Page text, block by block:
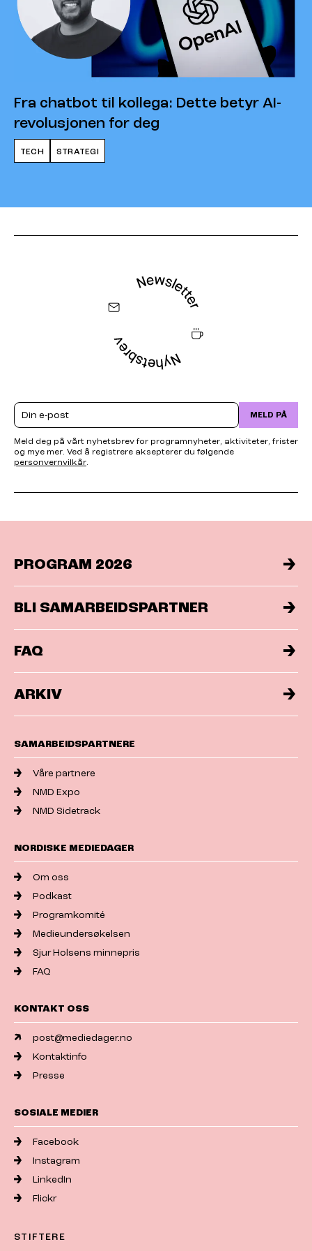
Fra chatbot til kollega: Dette betyr AI-
revolusjonen for deg
TECH STRATEGI
Email MELD PÅ
Meld deg på vårt nyhetsbrev for programnyheter, aktiviteter, frister
og mye mer. Ved å registrere aksepterer du følgende
personvernvilkår
PROGRAM 2026
BLI SAMARBEIDSPARTNER
FAQ
ARKIV
SAMARBEIDSPARTNERE
Våre partnere
NMD Expo
NMD Sidetrack
NORDISKE MEDIEDAGER
Om oss
Podkast
Programkomité
Medieundersøkelsen
Sjur Holsens minnepris
FAQ
KONTAKT OSS
post@mediedager.no
Kontaktinfo
Presse
SOSIALE MEDIER
Facebook
Instagram
LinkedIn
Flickr
STIFTERE